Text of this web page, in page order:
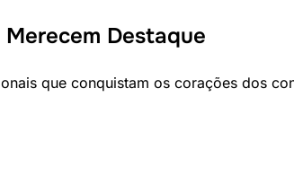
Destaque
que conquistam os corações dos